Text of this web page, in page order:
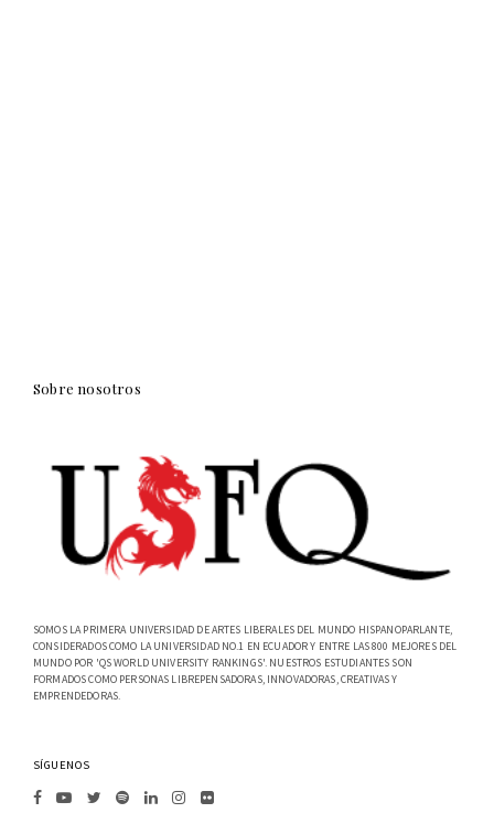
Sobre nosotros
SOMOS LA PRIMERA UNIVERSIDAD DE ARTES LIBERALES DEL MUNDO HISPANOPARLANTE,
CONSIDERADOS COMO LA UNIVERSIDAD NO.1 EN ECUADOR Y ENTRE LAS 800 MEJORES DEL
MUNDO POR 'QS WORLD UNIVERSITY RANKINGS'. NUESTROS ESTUDIANTES SON
FORMADOS COMO PERSONAS LIBREPENSADORAS, INNOVADORAS, CREATIVAS Y
EMPRENDEDORAS.
SÍGUENOS